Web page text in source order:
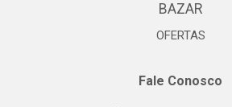
BAZAR
OFERTAS
Fale Conosco